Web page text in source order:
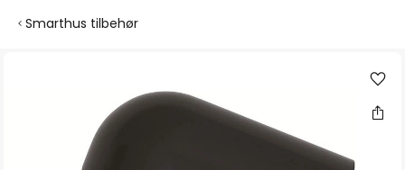
Smarthus tilbehør